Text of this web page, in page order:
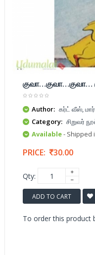
குவா…குவா…குவா…
Author: கர்ட் வீஸ்,
Category: சிறுவர்
Available- Shipped
PRICE: 30.00
Qty:
ADD TO CART
To order this product